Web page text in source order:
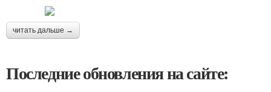
читать дальше →
Последние обновления на сайте: